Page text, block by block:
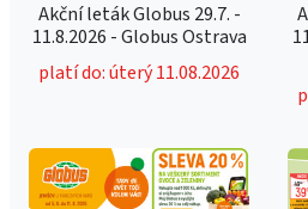
Akční leták Globus 29.7. -
11.8.2026 - Globus Ostrava
platí do: úterý 11.08.2026